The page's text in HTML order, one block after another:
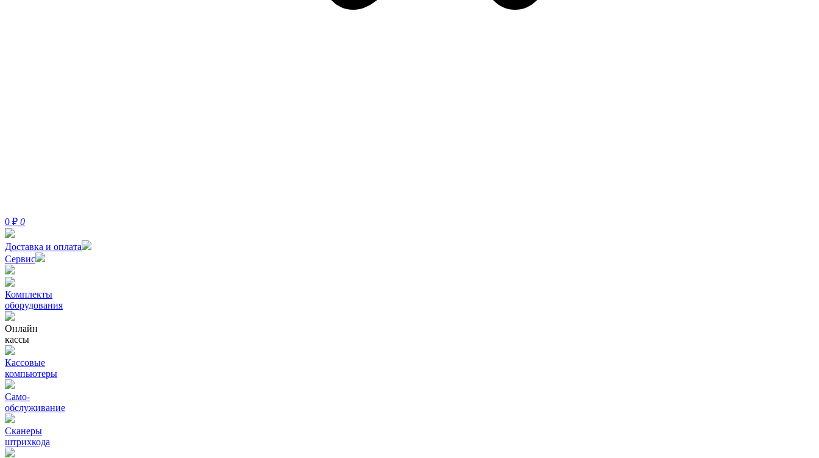
0 ₽ 0
Доставка и оплата
Сервис
Комплекты
оборудования
Онлайн
кассы
Кассовые
компьютеры
Само-
обслуживание
Сканеры
штрихкода